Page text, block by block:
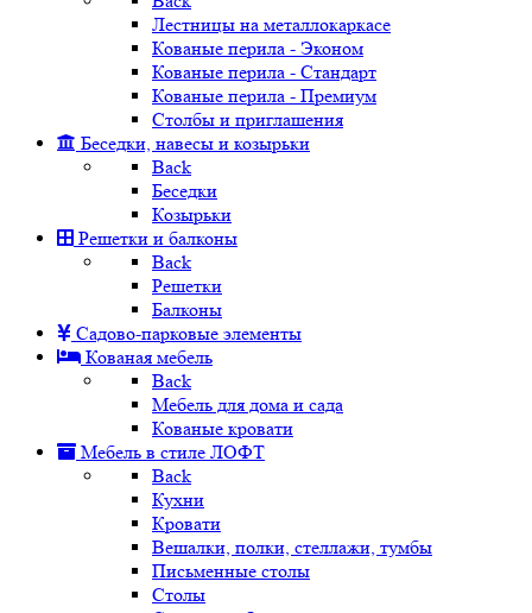
Лестницы на металлокаркасе
Кованые перила - Эконом
Кованые перила - Стандарт
Кованые перила - Премиум
Столбы и приглашения
Беседки, навесы и козырьки
Back
Беседки
Козырьки
Решетки и балконы
Back
Решетки
Балконы
Садово-парковые элементы
Кованая мебель
Back
Мебель для дома и сада
Кованые кровати
Мебель в стиле ЛОФТ
Back
Кухни
Кровати
Вешалки, полки, стеллажи, тумбы
Письменные столы
Столы